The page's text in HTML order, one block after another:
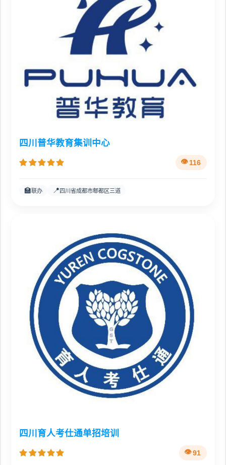
四川普华教育集训中心
116
🏫联办 📍四川省成都市郫都区三道
四川育人考仕通单招培训
91